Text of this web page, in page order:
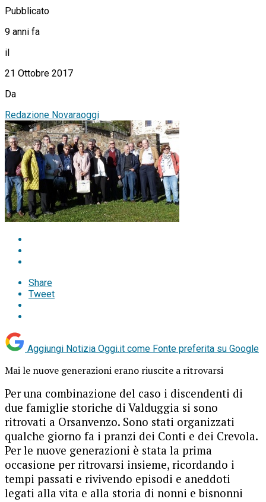
Pubblicato
9 anni fa
il
21 Ottobre 2017
Da
Redazione Novaraoggi
Share
Tweet
Aggiungi Notizia Oggi.it come Fonte preferita su Google
Mai le nuove generazioni erano riuscite a ritrovarsi
Per una combinazione del caso i discendenti di
due famiglie storiche di Valduggia si sono
ritrovati a Orsanvenzo. Sono stati organizzati
qualche giorno fa i pranzi dei Conti e dei Crevola.
Per le nuove generazioni è stata la prima
occasione per ritrovarsi insieme, ricordando i
tempi passati e rivivendo episodi e aneddoti
legati alla vita e alla storia di nonni e bisnonni